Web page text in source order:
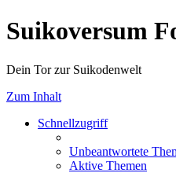
Suikoversum
Dein Tor zur Suikodenwelt
Zum Inhalt
Schnellzugriff
Unbeantwortete
Aktive Themen